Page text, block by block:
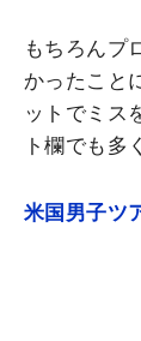
もちろんプ
かったこと
ットでミス
ト欄でも多
米国男子ツ